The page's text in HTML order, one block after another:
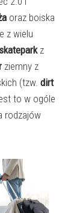
oraz boiska
z wielu
skateparkz
ziemny z
(tzw. dirt
to w ogóle
rodzajów